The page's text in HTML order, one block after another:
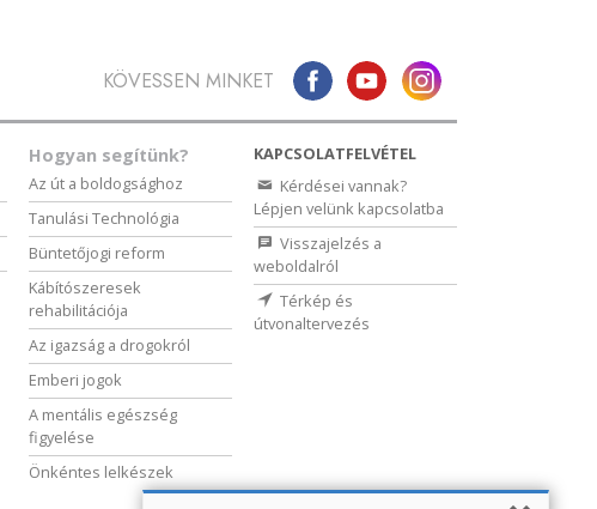
KÖVESSEN MINKET
Hogyan segítünk?
Az út a boldogsághoz
Tanulási Technológia
Büntetőjogi reform
Kábítószeresek
rehabilitációja
Az igazság a drogokról
Emberi jogok
A mentális egészség
figyelése
Önkéntes lelkészek
KAPCSOLATFELVÉTEL
Kérdései vannak?
Lépjen velünk kapcsolatba
Visszajelzés a
weboldalról
Térkép és
útvonaltervezés